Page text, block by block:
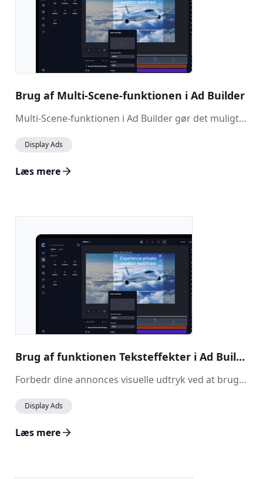
Brug af Multi-Scene-funktionen i Ad Builder
Multi-Scene-funktionen i Ad Builder gør det muligt at skabe dynamiske og engagerende annoncer ved at tilføje flere scener til dit design. Funktionen er især nyttig, når annoncers udtryk ændrer sig markant gennem varigheden, da den hjælper med at strukturere indholdet på en mere visuelt tiltalende måde. Derudover kan du definere sømløse overgange mellem scener for at skabe et glat og professionelt flow.
Display Ads
Læs mere
Brug af funktionen Teksteffekter i Ad Builder
Forbedr dine annonces visuelle udtryk ved at bruge funktionen Teksteffekter i Ad Builder. Denne funktion gør det muligt at anvende forskellige effekter på dine tekstelementer, så de skiller sig ud og matcher din brands designæstetik.
Display Ads
Læs mere